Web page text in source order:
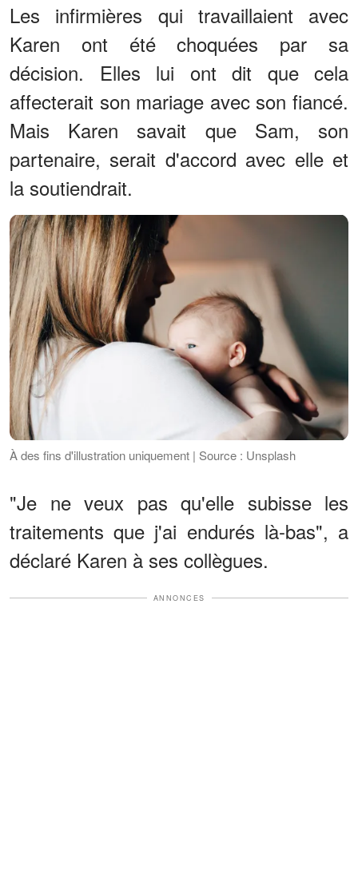
Les infirmières qui travaillaient avec
Karen ont été choquées par sa
décision. Elles lui ont dit que cela
affecterait son mariage avec son fiancé.
Mais Karen savait que Sam, son
partenaire, serait d'accord avec elle et
la soutiendrait.
À des fins d'illustration uniquement | Source : Unsplash
"Je ne veux pas qu'elle subisse les
traitements que j'ai endurés là-bas", a
déclaré Karen à ses collègues.
ANNONCES